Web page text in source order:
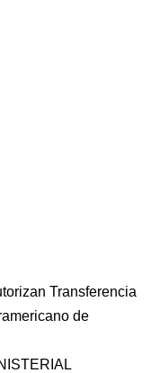
Transferencia
de